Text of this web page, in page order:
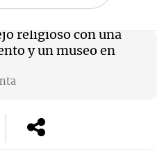
religioso con una
y un museo en